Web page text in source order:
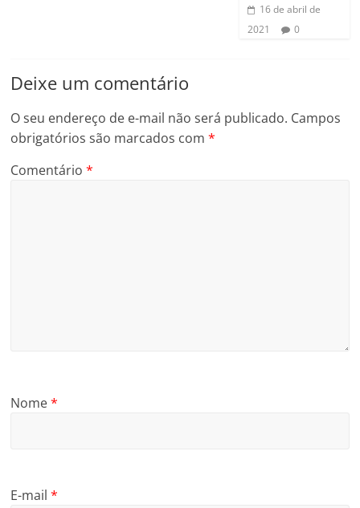
16 de abril de
2021
0
Deixe um comentário
O seu endereço de e-mail não será publicado. Campos
obrigatórios são marcados com*
Comentário*
Nome*
E-mail*